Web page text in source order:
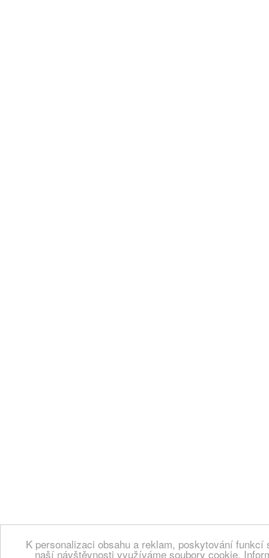
K personalizaci obsahu a reklam, poskytování
naší návštěvnosti využíváme soubory cookie.